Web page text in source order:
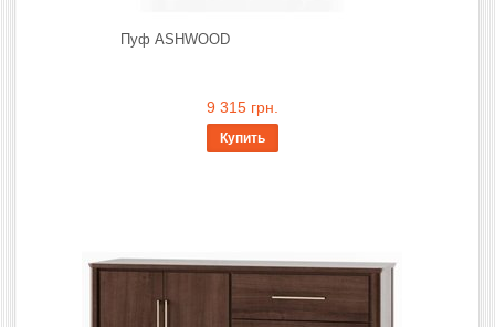
Пуф ASHWOOD
9 315 грн.
Купить